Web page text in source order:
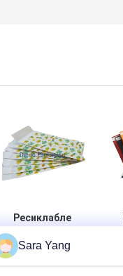
Ресиклабле
Пантоне КМИК
Крафт рифленые
Sara Yang